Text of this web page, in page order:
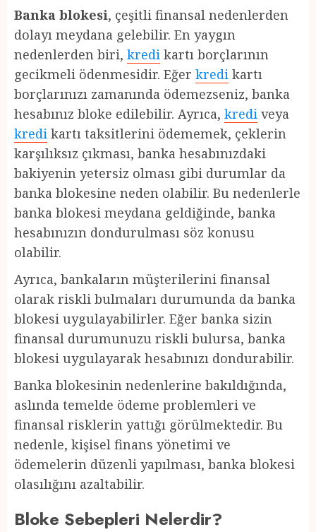
Banka blokesi, çeşitli finansal nedenlerden
dolayı meydana gelebilir. En yaygın
nedenlerden biri, kredi kartı borçlarının
gecikmeli ödenmesidir. Eğer kredi kartı
borçlarınızı zamanında ödemezseniz, banka
hesabınız bloke edilebilir. Ayrıca, kredi veya
kredi kartı taksitlerini ödememek, çeklerin
karşılıksız çıkması, banka hesabınızdaki
bakiyenin yetersiz olması gibi durumlar da
banka blokesine neden olabilir. Bu nedenlerle
banka blokesi meydana geldiğinde, banka
hesabınızın dondurulması söz konusu
olabilir.
Ayrıca, bankaların müşterilerini finansal
olarak riskli bulmaları durumunda da banka
blokesi uygulayabilirler. Eğer banka sizin
finansal durumunuzu riskli bulursa, banka
blokesi uygulayarak hesabınızı dondurabilir.
Banka blokesinin nedenlerine bakıldığında,
aslında temelde ödeme problemleri ve
finansal risklerin yattığı görülmektedir. Bu
nedenle, kişisel finans yönetimi ve
ödemelerin düzenli yapılması, banka blokesi
olasılığını azaltabilir.
Bloke Sebepleri Nelerdir?